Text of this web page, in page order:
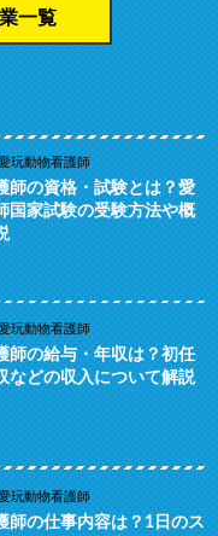
一覧
玩動物看護師
師の資格・試験とは？愛
国家試験の受験方法や概
玩動物看護師
師の給与・年収は？初任
などの収入について解説
玩動物看護師
師の仕事内容は？1日のス